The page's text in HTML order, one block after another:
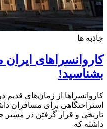
جاذبه ها
کاروانسراهای ایران
بشناسید!
کاروانسراها از زمان‌های
استراحتگاهی برای مسافران
تاریخی و قرار گرفتن در مسیر
داشته که